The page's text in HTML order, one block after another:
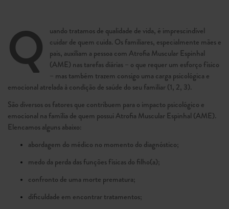
Q
uando tratamos de qualidade de vida, é imprescindível
cuidar de quem cuida. Os familiares, espe­cialmente mães e
pais, auxiliam a pessoa com Atrofia Muscular Espinhal
(AME) nas tarefas diárias – o que requer um esforço físico
– mas também trazem consigo uma carga psicológica e
emocional atrelada à condição de saúde do seu familiar (1, 2, 3).
São diversos os fatores que contribuem para o impacto psicológico e
emocional na família de quem possui Atrofia Muscular Espinhal (AME).
Elencamos alguns abaixo:
abordagem do médico no momento do diagnósti­co;
medo da perda das funções físicas do filho(a);
confronto de uma morte prematura;
dificuldade em encontrar tratamentos;